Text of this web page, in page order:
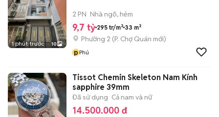
1 phút trước 10
2 PN Nhà ngõ, hẻm
9,7 tỷ 295 tr/m² 33 m²
Phường 2 (P. Chợ Quán mới)
pPhú
Tissot Chemin Skeleton Nam Kính
sapphire 39mm
Đã sử dụng Cả nam và nữ
14.500.000 đ